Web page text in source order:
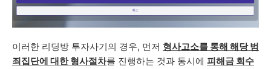
이러한 리딩방 투자사기의 경우, 먼저 형사고소를 통해 해당 범
죄집단에 대한 형사절차를 진행하는 것과 동시에 피해금 회수